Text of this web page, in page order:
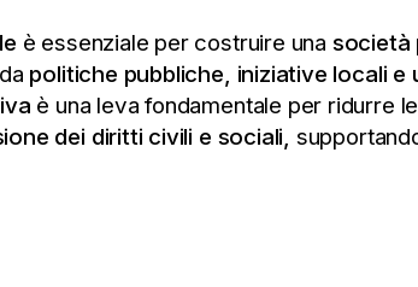
è essenziale per costruire una società
politiche pubbliche, iniziative locali
è una leva fondamentale per ridurre
dei diritti civili e sociali,